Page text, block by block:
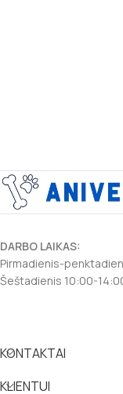
DARBO LAIKAS:
Pirmadienis-
Šeštadienis 10:00-
KONTAKTAI
KLIENTUI